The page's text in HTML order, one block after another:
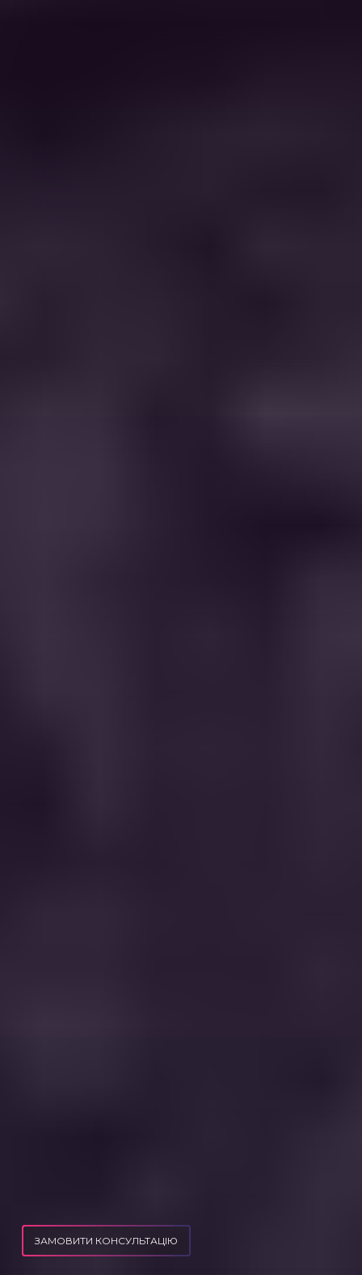
ЗАМОВИТИ КОНСУЛЬТАЦІЮ